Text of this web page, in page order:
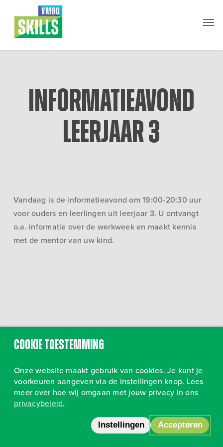
Informatieavond
leerjaar 3
Vandaag is de informatieavond om 19:00-20:30 uur
voor ouders en leerlingen uit leerjaar 3. U ontvangt
o.a. informatie over de werkweek en maakt kennis
met de mentor van uw kind.
Volg ons op Instagram•Privacy
Cookie toestemming
Onze website maakt gebruik van cookies. Je kunt je
voorkeuren aangeven via de instellingen knop. Lees
meer over hoe wij omgaan met jouw privacy in ons
privacybeleid.
Instellingen Accepteren